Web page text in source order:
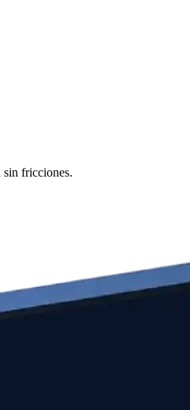
sin fricciones.